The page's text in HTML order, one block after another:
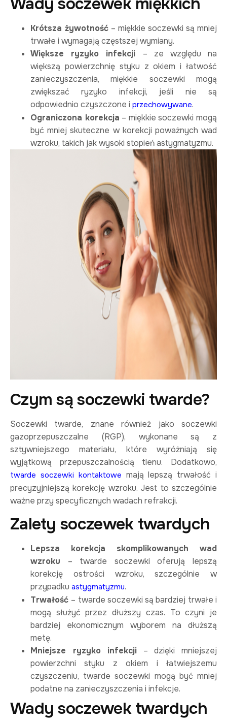
Krótsza żywotność – miękkie soczewki są mniej
trwałe i wymagają częstszej wymiany.
Większe ryzyko infekcji – ze względu na
większą powierzchnię styku z okiem i łatwość
zanieczyszczenia, miękkie soczewki mogą
zwiększać ryzyko infekcji, jeśli nie są
odpowiednio czyszczone i przechowywane.
Ograniczona korekcja – miękkie soczewki mogą
być mniej skuteczne w korekcji poważnych wad
wzroku, takich jak wysoki stopień astygmatyzmu.
Czym są soczewki twarde?
Soczewki twarde, znane również jako soczewki
gazoprzepuszczalne (RGP), wykonane są z
sztywniejszego materiału, które wyróżniają się
wyjątkową przepuszczalnością tlenu. Dodatkowo,
twarde soczewki kontaktowe mają lepszą trwałość i
precyzyjniejszą korekcję wzroku. Jest to szczególnie
ważne przy specyficznych wadach refrakcji.
Zalety soczewek twardych
Lepsza korekcja skomplikowanych wad
wzroku – twarde soczewki oferują lepszą
korekcję ostrości wzroku, szczególnie w
przypadku astygmatyzmu.
Trwałość – twarde soczewki są bardziej trwałe i
mogą służyć przez dłuższy czas. To czyni je
bardziej ekonomicznym wyborem na dłuższą
metę.
Mniejsze ryzyko infekcji – dzięki mniejszej
powierzchni styku z okiem i łatwiejszemu
czyszczeniu, twarde soczewki mogą być mniej
podatne na zanieczyszczenia i infekcje.
Wady soczewek twardych